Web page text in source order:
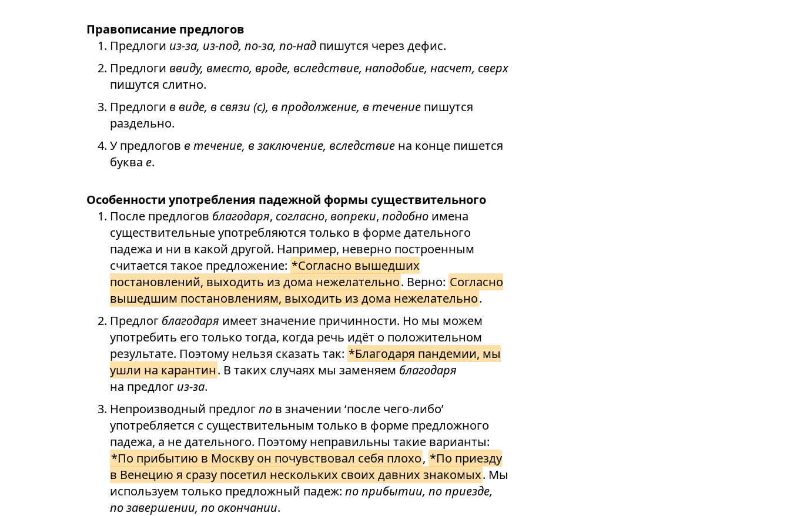
Правописание предлогов
Предлоги из-за, из-под, по-за, по-над пишутся через дефис.
Предлоги ввиду, вместо, вроде, вследствие, наподобие, насчет, сверх
пишутся слитно.
Предлоги в виде, в связи (с), в продолжение, в течение пишутся
раздельно.
У предлогов в течение, в заключение, вследствие на конце пишется
буква е.
Особенности употребления падежной формы существительного
После предлогов благодаря, согласно, вопреки,подобно имена
существительные употребляются только в форме дательного
падежа и ни в какой другой. Например, неверно построенным
считается такое предложение: *Согласно вышедших
постановлений, выходить из дома нежелательно. Верно: Согласно
вышедшим постановлениям, выходить из дома нежелательно.
Предлог благодаря имеет значение причинности. Но мы можем
употребить его только тогда, когда речь идёт о положительном
результате. Поэтому нельзя сказать так: *Благодаря пандемии, мы
ушли на карантин. В таких случаях мы заменяем благодаря
на предлог из-за.
Непроизводный предлогпо в значении ‘после чего-либо’
употребляется с существительным только в форме предложного
падежа, а не дательного. Поэтому неправильны такие варианты:
*По прибытию в Москву он почувствовал себя плохо, *По приезду
в Венецию я сразу посетил нескольких своих давних знакомых. Мы
используем только предложный падеж:по прибытии, по приезде,
по завершении, по окончании.